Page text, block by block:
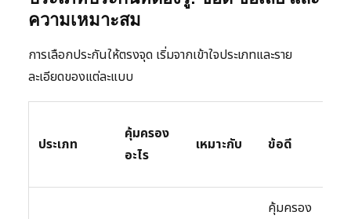
ความเหมาะสม
การเลือกประกันให้ตรงจุด เริ่มจากเข้าใจประเภทและราย
ละเอียดของแต่ละแบบ
ประเภท
คุ้มครอง
อะไร
เหมาะกับ ข้อดี
คุ้มครอง